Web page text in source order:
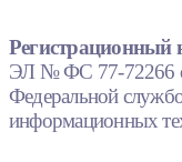
Регистрационный
ЭЛ № ФС 77-72266
Федеральной
информационных